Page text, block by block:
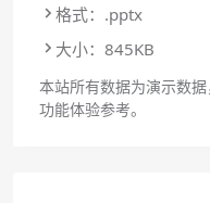
格式：.pptx
大小：845KB
本站所有数据为演示数
功能体验参考。